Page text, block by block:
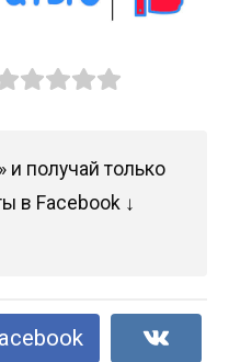
получай только
в Facebook ↓